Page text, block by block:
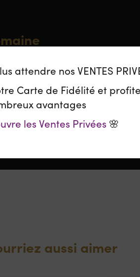
des huiles essentielles
qualité issue d’écorce de
Démocratique du Congo, Fever-
de sucre y est ajoutée. Ce tonic est
ou même des apéritifs tels que
aussi aimer
attendre nos VENTES
Carte de Fidélité et
avantages
les Ventes Privées 🌸